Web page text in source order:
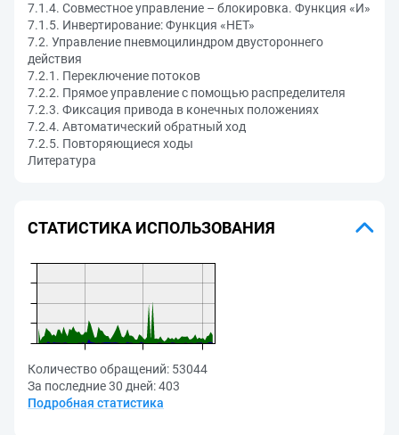
7.1.4. Совместное управление – блокировка. Функция «И»
7.1.5. Инвертирование: Функция «НЕТ»
7.2. Управление пневмоцилиндром двустороннего
действия
7.2.1. Переключение потоков
7.2.2. Прямое управление с помощью распределителя
7.2.3. Фиксация привода в конечных положениях
7.2.4. Автоматический обратный ход
7.2.5. Повторяющиеся ходы
Литература
СТАТИСТИКА ИСПОЛЬЗОВАНИЯ
Количество обращений: 53044
За последние 30 дней:403
Подробная статистика